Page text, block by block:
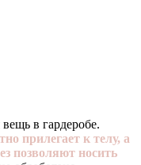
в гардеробе.
прилегает к телу, а
позволяют носить